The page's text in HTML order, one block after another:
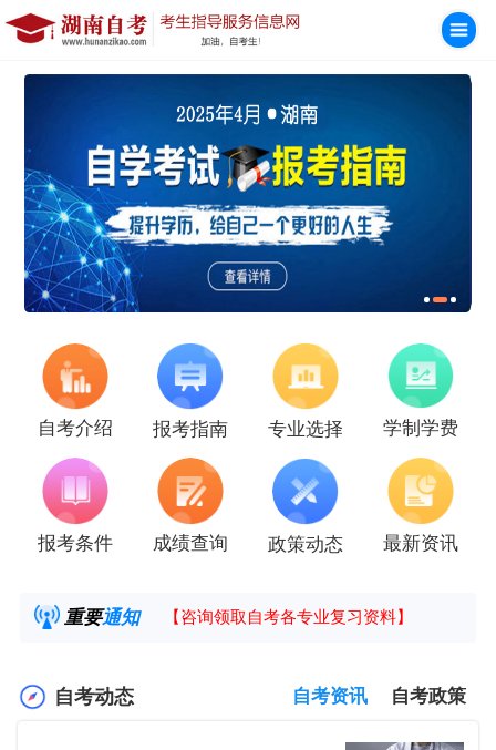
自考介绍 报考指南 专业选择 学制学费
报考条件 成绩查询 政策动态 最新资讯
重要通知
2025年4月湖南自考课程安排及教材目录已
【咨询领取自考各专业复习资料】
自考动态 自考资讯 自考政策